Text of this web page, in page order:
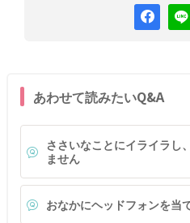
あわせて読みたいQ&A
ささいなことにイライラし
ません
おなかにヘッドフォンを当